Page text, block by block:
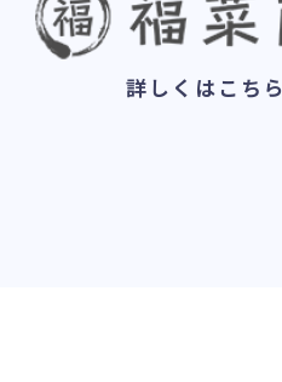
詳しくはこちら